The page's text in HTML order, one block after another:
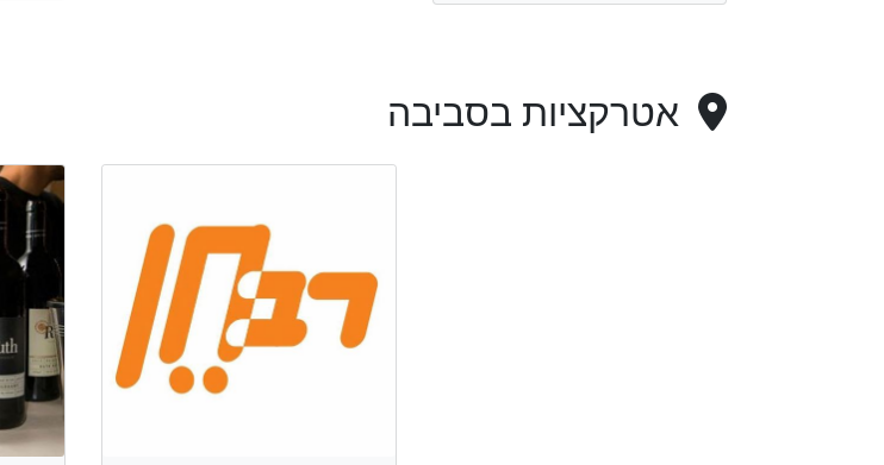
אטרקציות בסביבה